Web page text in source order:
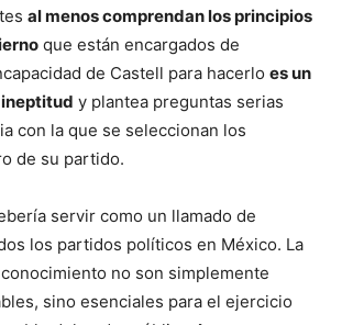
al menos comprendan los principios
que están encargados de
de Castell para hacerlo es un
y plantea preguntas serias
con la que se seleccionan los
de su partido.
servir como un llamado de
los partidos políticos en México. La
no son simplemente
sino esenciales para el ejercicio